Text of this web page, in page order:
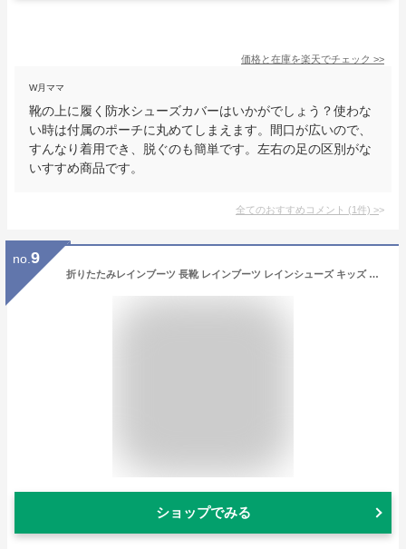
価格と在庫を楽天でチェック >>
W月ママ
靴の上に履く防水シューズカバーはいかがでしょう？使わな
い時は付属のポーチに丸めてしまえます。間口が広いので、
すんなり着用でき、脱ぐのも簡単です。左右の足の区別がな
いすすめ商品です。
全てのおすすめコメント (1件) >
no. 9
折りたたみレインブーツ 長靴 レインブーツ レインシューズ キッズ 子供 長靴 靴 防水 完全防水 収納袋付き 台風 ゲリラ豪雨 大雨 おとなシック オシャレ 雨靴 通園 通学 雨 台風対策 親子 姉妹 兄弟 お揃い 防災 災害用 レディース emoka
ショップでみる